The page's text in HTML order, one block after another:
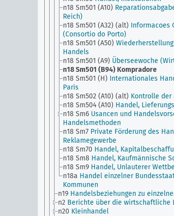
n18 Sm501 (A10)
Reich)
n18 Sm501 (A32) (alt) Informacoes
(Consortio do Porto)
n18 Sm501 (A50)
Handels
n18 Sm501 (A9) Überseewoche
n18 Sm501 (B94) Kompradore
n18 Sm501 (H) Internationales
Paris
n18 Sm502 (A10) (alt) Kontrolle der
n18 Sm504 (A10) Handel,
n18 Sm6 Usancen und
Handelsmethoden
n18 Sm7 Private Förderung des
Reklamegewerbe
n18 Sm70 Handel,
n18 Sm8 Handel, Kaufmännische
n18 Sm9 Handel, Unlauterer
n18a Handel einzelner
Kommunen
n19 Handelsbeziehungen zu
n2 Berichte über die wirtschaftliche
n20 Kleinhandel